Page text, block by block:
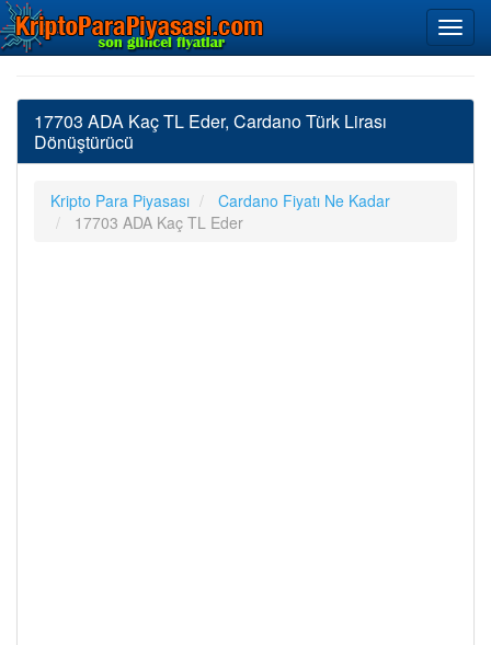
17703 ADA Kaç TL Eder, Cardano Türk Lirası
Dönüştürücü
Kripto Para Piyasası
Cardano Fiyatı Ne Kadar
17703 ADA Kaç TL Eder